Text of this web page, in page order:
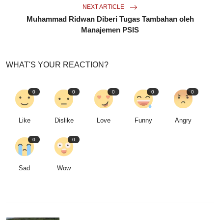
NEXT ARTICLE
Muhammad Ridwan Diberi Tugas Tambahan oleh
Manajemen PSIS
WHAT'S YOUR REACTION?
0
Like
0
Dislike
0
Love
0
Funny
0
Angry
0
Sad
0
Wow